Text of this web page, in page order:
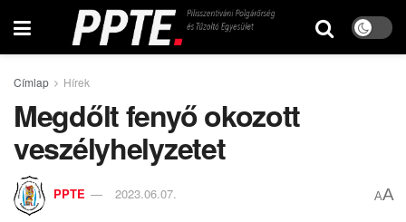
Címlap Hírek
Megdőlt fenyő okozott
veszélyhelyzetet
PPTE 2023.06.07. AA